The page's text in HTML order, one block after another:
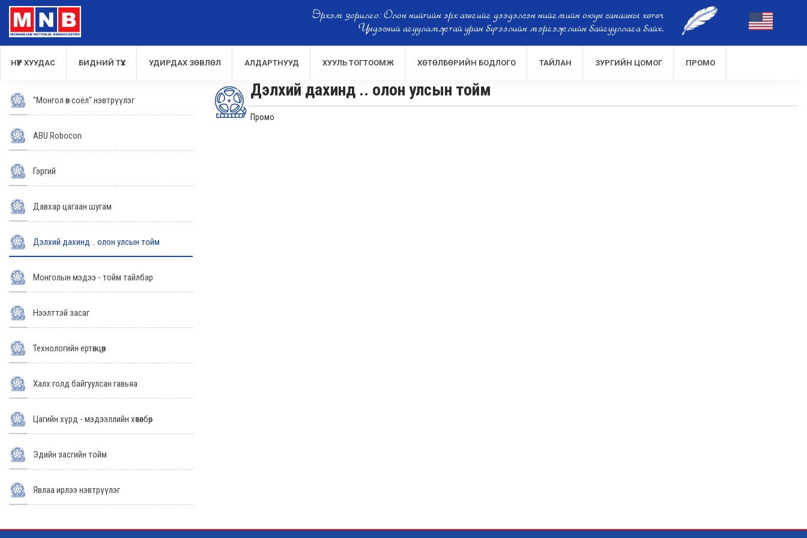
Эрхэм зорилго: Олон нийтийн эрх ашгийг дээдэлсэн нийгмийн оюун санааны хөтөч
Үндэсний агууламжтай уран бүтээлийн мэргэжлийн байгууллага байх.
НҮҮР ХУУДАС БИДНИЙ ТҮҮХ УДИРДАХ ЗӨВЛӨЛ АЛДАРТНУУД ХУУЛЬ ТОГТООМЖ ХӨТӨЛБӨРИЙН БОДЛОГО ТАЙЛАН ЗУРГИЙН ЦОМОГ ПРОМО
"Монгол өв соёл" нэвтрүүлэг
ABU Robocon
Гэргий
Давхар цагаан шугам
Дэлхий дахинд .. олон улсын тойм
Монголын мэдээ - тойм тайлбар
Нээлттэй засаг
Технологийн ертөнцөөр
Халх голд байгуулсан гавьяа
Цагийн хүрд - мэдээллийн хөтөлбөр
Эдийн засгийн тойм
Явлаа ирлээ нэвтрүүлэг
Дэлхий дахинд .. олон улсын тойм
Промо